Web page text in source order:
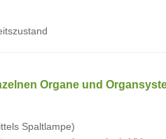
Organe und
Spaltlampe)